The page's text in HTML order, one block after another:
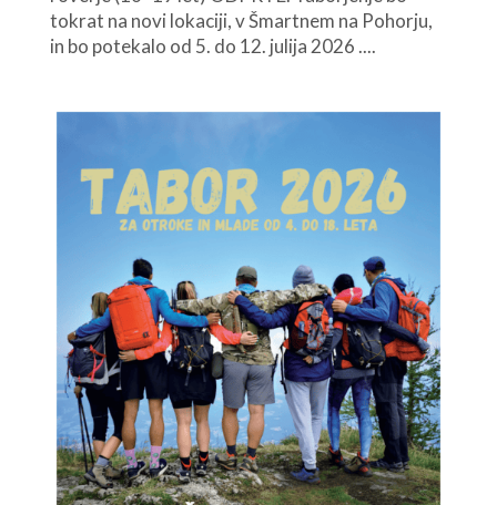
tokrat na novi lokaciji, v Šmartnem na Pohorju,
in bo potekalo od 5. do 12. julija 2026 ....